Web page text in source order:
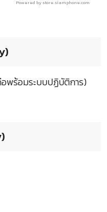
Powered by store.siamphone.com
พร้อมระบบปฏิบัติการ)